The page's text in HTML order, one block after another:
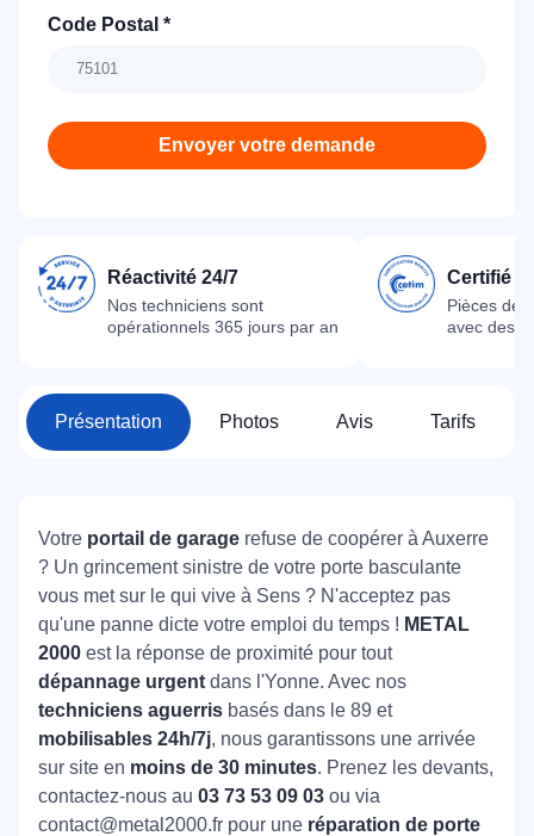
Code Postal *
Envoyer votre demande
Réactivité 24/7
Nos techniciens sont
opérationnels 365 jours par an
Certifié
Pièces
avec des
Présentation Photos Avis Tarifs
Votre portail de garage refuse de coopérer à Auxerre
? Un grincement sinistre de votre porte basculante
vous met sur le qui vive à Sens ? N'acceptez pas
qu'une panne dicte votre emploi du temps ! METAL
2000 est la réponse de proximité pour tout
dépannage urgent dans l'Yonne. Avec nos
techniciens aguerris basés dans le 89 et
mobilisables 24h/7j, nous garantissons une arrivée
sur site en moins de 30 minutes. Prenez les devants,
contactez-nous au 03 73 53 09 03 ou via
contact@metal2000.fr pour une réparation de porte